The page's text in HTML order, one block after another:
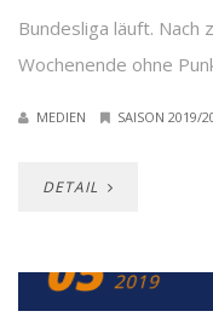
Bundesliga läuft. Nach
Wochenende ohne
MEDIEN SAISON 2019/
DETAIL
05 2019